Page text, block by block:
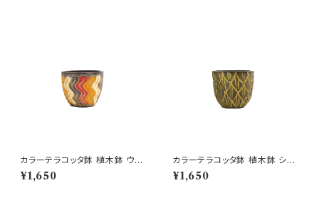
カラーテラコッタ鉢 植木鉢 ウェ
¥1,650
カラーテラコッタ鉢 植木鉢 シェ
ーンSSS 4号 おしゃれ
¥1,650